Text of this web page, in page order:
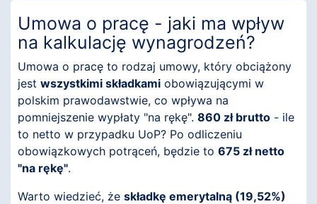
Umowa o pracę - jaki ma wpływ
na kalkulację wynagrodzeń?
Umowa o pracę to rodzaj umowy, który obciążony
jest wszystkimi składkami obowiązującymi w
polskim prawodawstwie, co wpływa na
pomniejszenie wypłaty "na rękę". 860 zł brutto - ile
to netto w przypadku UoP? Po odliczeniu
obowiązkowych potrąceń, będzie to 675 zł netto
"na rękę".
Warto wiedzieć, że składkę emerytalną (19,52%)